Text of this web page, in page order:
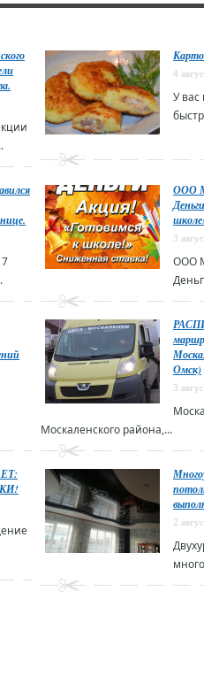
4
У вас
ООО
3
ООО
Омск)
3
Москаленского района,...
2